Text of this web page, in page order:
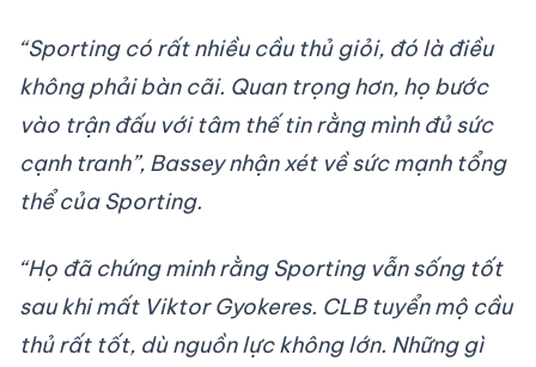
“Sporting có rất nhiều cầu thủ giỏi, đó là điều
không phải bàn cãi. Quan trọng hơn, họ bước
vào trận đấu với tâm thế tin rằng mình đủ sức
cạnh tranh”, Bassey nhận xét về sức mạnh tổng
thể của Sporting.
“Họ đã chứng minh rằng Sporting vẫn sống tốt
sau khi mất Viktor Gyokeres. CLB tuyển mộ cầu
thủ rất tốt, dù nguồn lực không lớn. Những gì